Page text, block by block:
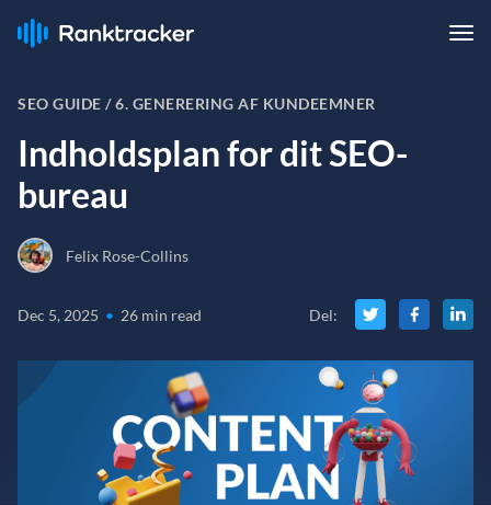
SEO GUIDE /6. GENERERING AF KUNDEEMNER
Indholdsplan for dit SEO-
bureau
Felix Rose-Collins
Dec 5, 2025 • 26 min read Del: